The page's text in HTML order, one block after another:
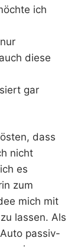
ich
diese
gar
dass
nicht
es
zum
mich mit
lassen. Als
passiv-